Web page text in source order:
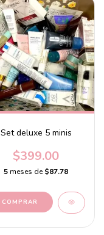
Set deluxe 5 minis
$399.00
5 meses de$87.78